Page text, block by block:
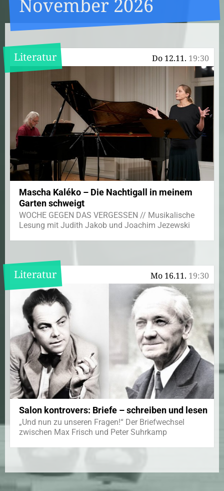
November 2026
Do 12.11. 19:30
Literatur
Mascha Kaléko – Die Nachtigall in meinem
Garten schweigt
WOCHE GEGEN DAS VERGESSEN // Musikalische
Lesung mit Judith Jakob und Joachim Jezewski
Mo 16.11. 19:30
Literatur
Salon kontrovers: Briefe – schreiben und lesen
„Und nun zu unseren Fragen!“ Der Briefwechsel
zwischen Max Frisch und Peter Suhrkamp